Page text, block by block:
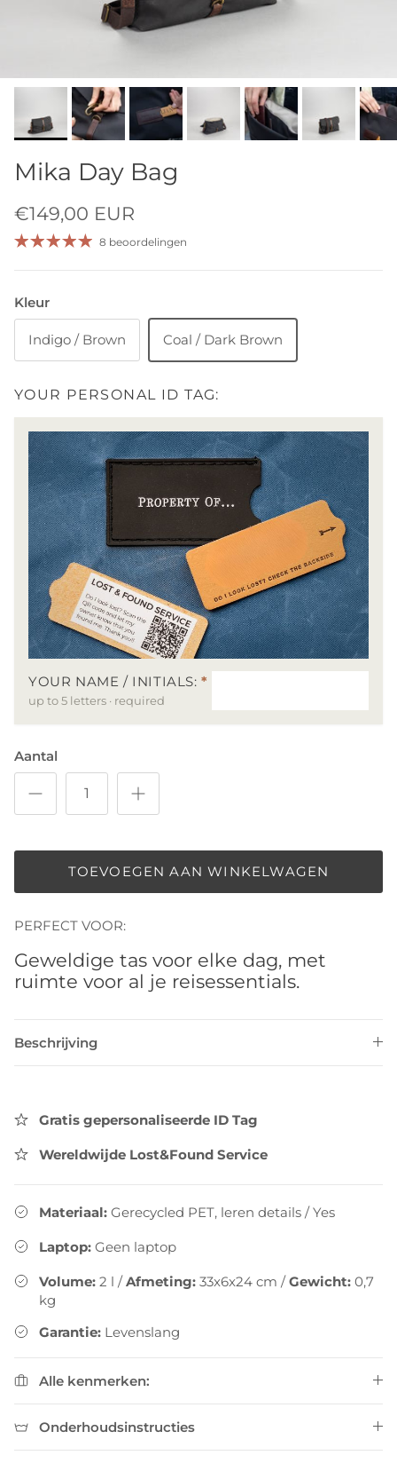
Mika Day Bag
€149,00 EUR
8 beoordelingen
Kleur
Indigo / Brown Coal / Dark Brown
YOUR PERSONAL ID TAG:
YOUR NAME / INITIALS:*
up to 5 letters · required
Aantal
TOEVOEGEN AAN WINKELWAGEN
PERFECT VOOR:
Geweldige tas voor elke dag, met
ruimte voor al je reisessentials.
Beschrijving
Gratis gepersonaliseerde ID Tag
Wereldwijde Lost&Found Service
Materiaal: Gerecycled PET, leren details /Yes
Laptop: Geen laptop
Volume: 2 l /Afmeting: 33x6x24 cm /Gewicht: 0,7
kg
Garantie: Levenslang
Alle kenmerken:
Onderhoudsinstructies